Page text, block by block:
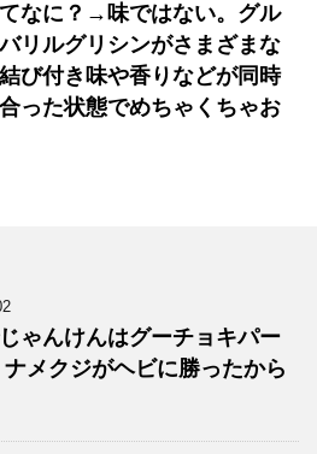
なに？→味ではない。グル
リルグリシンがさまざまな
び付き味や香りなどが同時
った状態でめちゃくちゃお
ゃんけんはグーチョキパー
メクジがヘビに勝ったから